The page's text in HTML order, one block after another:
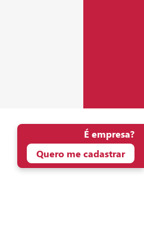
É empresa?
Quero me cadastrar